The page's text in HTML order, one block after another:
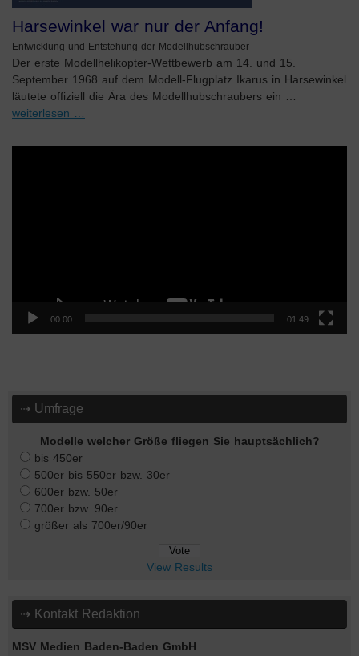
Harsewinkel war nur der Anfang!
Entwicklung und Entstehung der Modellhubschrauber
Der erste Modellhelikopter-Wettbewerb am 14. und 15.
September 1968 auf dem Modell-Flugplatz Ikarus in Harsewinkel
läutete offiziell die Ära des Modellhubschraubers ein …
weiterlesen …
00:00 01:49
⇢ Umfrage
Modelle welcher Größe fliegen Sie hauptsächlich?
bis 450er
500er bis 550er bzw. 30er
600er bzw. 50er
700er bzw. 90er
größer als 700er/90er
View Results
⇢ Kontakt Redaktion
MSV Medien Baden-Baden GmbH